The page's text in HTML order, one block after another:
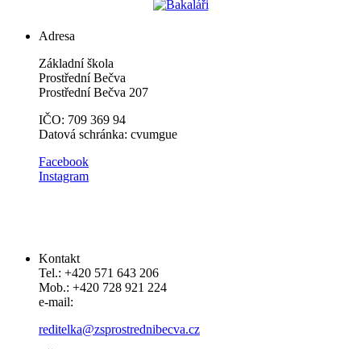
Adresa
Základní škola
Prostřední Bečva
Prostřední Bečva 207
IČO: 709 369 94
Datová schránka: cvumgue
​​Facebook
Instagram
Kontakt
Tel.: +420 571 643 206
Mob.: +420 728 921 224
e-mail:
reditelka@zsprostrednibecva.cz